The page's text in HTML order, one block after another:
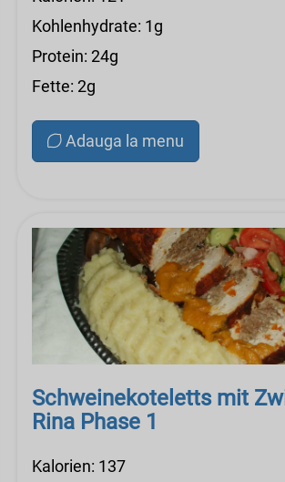
Kohlenhydrate: 1g
Protein: 24g
Fette: 2g
Adauga la menu
Schweinekoteletts mit
Rina Phase 1
Kalorien: 137